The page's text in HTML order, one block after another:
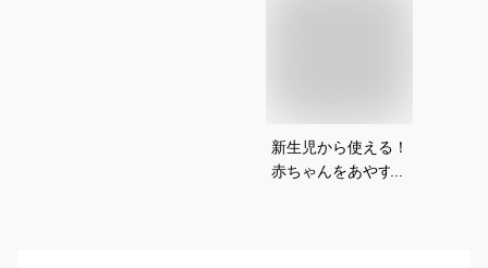
新生児から使える！
赤ちゃんをあやすの